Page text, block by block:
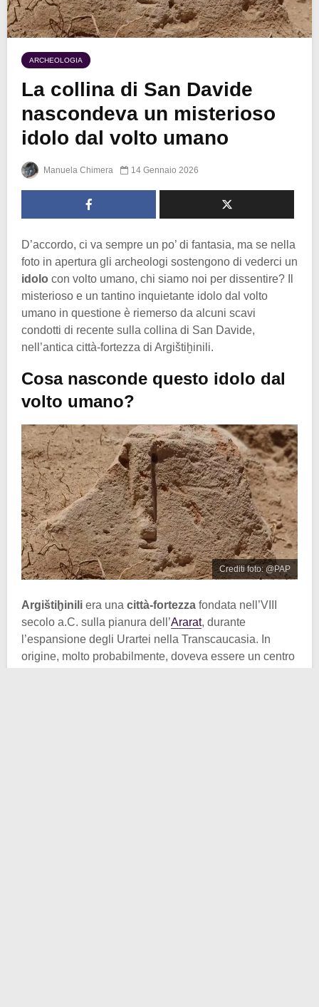
ARCHEOLOGIA
La collina di San Davide
nascondeva un misterioso
idolo dal volto umano
Manuela Chimera 14 Gennaio 2026
D’accordo, ci va sempre un po’ di fantasia, ma se nella
foto in apertura gli archeologi sostengono di vederci un
idolo con volto umano, chi siamo noi per dissentire? Il
misterioso e un tantino inquietante idolo dal volto
umano in questione è riemerso da alcuni scavi
condotti di recente sulla collina di San Davide,
nell’antica città-fortezza di Argištiḫinili.
Cosa nasconde questo idolo dal
volto umano?
Crediti foto: @PAP
Argištiḫinili era una città-fortezza fondata nell’VIII
secolo a.C. sulla pianura dell’Ararat, durante
l’espansione degli Urartei nella Transcaucasia. In
origine, molto probabilmente, doveva essere un centro